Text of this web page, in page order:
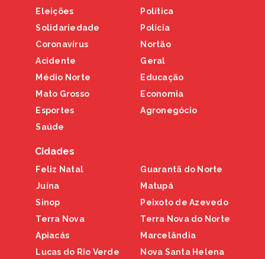
Eleições
Solidariedade
Coronavírus
Acidente
Médio Norte
Mato Grosso
Esportes
Saúde
Política
Polícia
Nortão
Geral
Educação
Economia
Agronegócio
Cidades
Feliz Natal
Juína
Sinop
Terra Nova
Apiacás
Lucas do Rio Verde
Guarantã do Norte
Matupá
Peixoto de Azevedo
Terra Nova do Norte
Marcelândia
Nova Santa Helena